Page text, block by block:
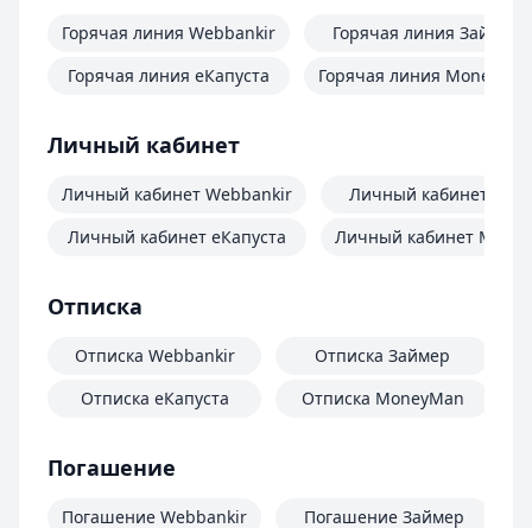
Горячая линия Webbankir
Горячая линия еКапуста
Горячая линия Займер
Горячая линия
Личный кабинет
Личный кабинет Webbankir
Личный кабинет еКапуста
Личный кабинет
Личный кабинет
Отписка
Отписка Webbankir
Отписка еКапуста
Отписка Займер
Отписка MoneyMan
Погашение
Погашение Webbankir
Погашение Займер